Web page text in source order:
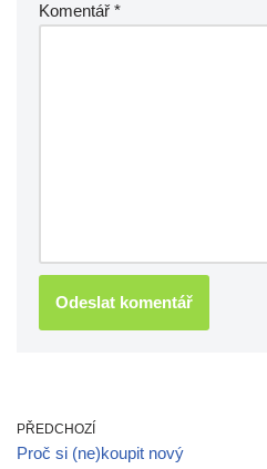
Komentář *
PŘEDCHOZÍ
Proč si (ne)koupit nový